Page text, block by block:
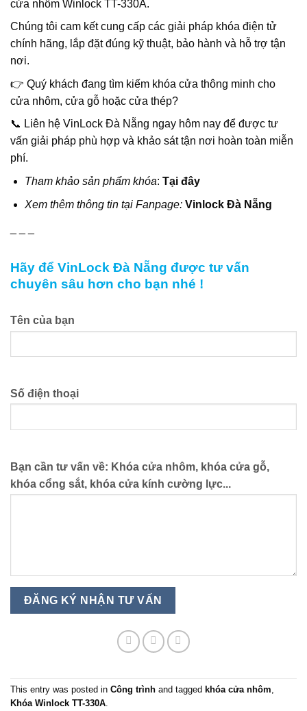
cửa nhôm Winlock TT-330A.
Chúng tôi cam kết cung cấp các giải pháp khóa điện tử
chính hãng, lắp đặt đúng kỹ thuật, bảo hành và hỗ trợ tận
nơi.
👉 Quý khách đang tìm kiếm khóa cửa thông minh cho
cửa nhôm, cửa gỗ hoặc cửa thép?
📞 Liên hệ VinLock Đà Nẵng ngay hôm nay để được tư
vấn giải pháp phù hợp và khảo sát tận nơi hoàn toàn miễn
phí.
Tham khảo sản phẩm khóa: Tại đây
Xem thêm thông tin tại Fanpage: Vinlock Đà Nẵng
Hãy để VinLock Đà Nẵng được tư vấn
chuyên sâu hơn cho bạn nhé !
Tên của bạn
Số điện thoại
Bạn cần tư vấn về: Khóa cửa nhôm, khóa cửa gỗ,
khóa cổng sắt, khóa cửa kính cường lực...
This entry was posted in Công trình and tagged khóa cửa nhôm,
Khóa Winlock TT-330A.